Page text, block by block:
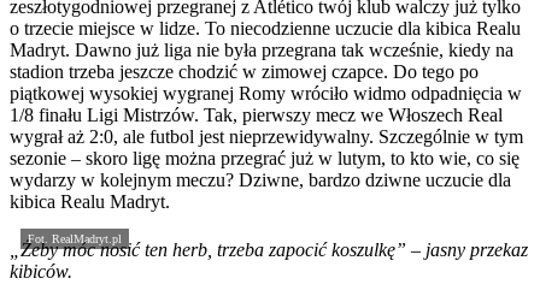
zeszłotygodniowej przegranej z Atlético twój klub walczy już tylko
o trzecie miejsce w lidze. To niecodzienne uczucie dla kibica Realu
Madryt. Dawno już liga nie była przegrana tak wcześnie, kiedy na
stadion trzeba jeszcze chodzić w zimowej czapce. Do tego po
piątkowej wysokiej wygranej Romy wróciło widmo odpadnięcia w
1/8 finału Ligi Mistrzów. Tak, pierwszy mecz we Włoszech Real
wygrał aż 2:0, ale futbol jest nieprzewidywalny. Szczególnie w tym
sezonie – skoro ligę można przegrać już w lutym, to kto wie, co się
wydarzy w kolejnym meczu? Dziwne, bardzo dziwne uczucie dla
kibica Realu Madryt.
Fot. RealMadryt.pl
„Żeby móc nosić ten herb, trzeba zapocić koszulkę” – jasny przekaz
kibiców.